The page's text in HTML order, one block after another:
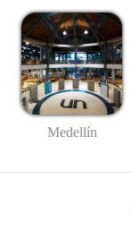
Medellín